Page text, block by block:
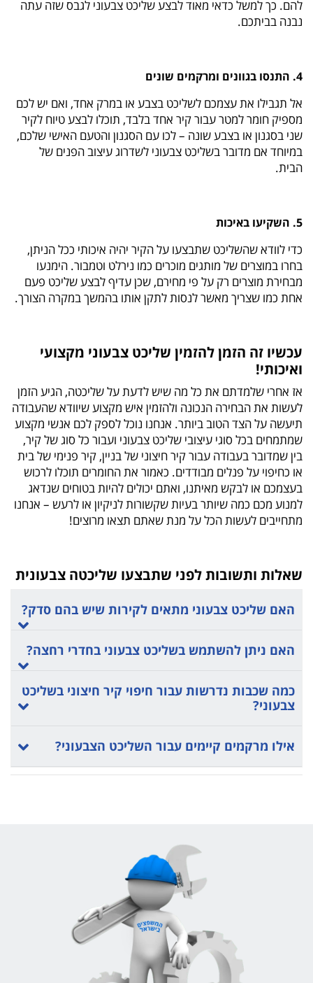
להם. כך למשל כדאי מאוד לבצע שליכט צבעוני לגבס שזה עתה
נבנה בביתכם.
4. התנסו בגוונים ומרקמים שונים
אל תגבילו את עצמכם לשליכט בצבע או במרק אחד, ואם יש לכם
מספיק חומר למטר עבור קיר אחד בלבד, תוכלו לבצע טיוח לקיר
שני בסגנון או בצבע שונה – לכו עם הסגנון והטעם האישי שלכם,
במיוחד אם מדובר בשליכט צבעוני לשדרוג עיצוב הפנים של
הבית.
5. השקיעו באיכות
כדי לוודא שהשליכט שתבצעו על הקיר יהיה איכותי ככל הניתן,
בחרו במוצרים של מותגים מוכרים כמו נירלט וטמבור. הימנעו
מבחירת מוצרים רק על פי מחירם, שכן עדיף לבצע שליכט פעם
אחת כמו שצריך מאשר לנסות לתקן אותו בהמשך במקרה הצורך.
עכשיו זה הזמן להזמין שליכט צבעוני מקצועי
ואיכותי!
אז אחרי שלמדתם את כל מה שיש לדעת על שליכטה, הגיע הזמן
לעשות את הבחירה הנכונה ולהזמין איש מקצוע שיוודא שהעבודה
תיעשה על הצד הטוב ביותר. אנחנו נוכל לספק לכם אנשי מקצוע
שמתמחים בכל סוגי עיצובי שליכט צבעוני ועבור כל סוג של קיר,
בין שמדובר בעבודה עבור קיר חיצוני של בניין, קיר פנימי של בית
או כחיפוי על פנלים מבודדים. כאמור את החומרים תוכלו לרכוש
בעצמכם או לבקש מאיתנו, ואתם יכולים להיות בטוחים שנדאג
למנוע מכם כמה שיותר בעיות שקשורות לניקיון או לרעש – אנחנו
מתחייבים לעשות הכל על מנת שאתם תצאו מרוצים!
שאלות ותשובות לפני שתבצעו שליכטה צבעונית
האם שליכט צבעוני מתאים לקירות שיש בהם סדק?
האם ניתן להשתמש בשליכט צבעוני בחדרי רחצה?
כמה שכבות נדרשות עבור חיפוי קיר חיצוני בשליכט
צבעוני?
אילו מרקמים קיימים עבור השליכט הצבעוני?